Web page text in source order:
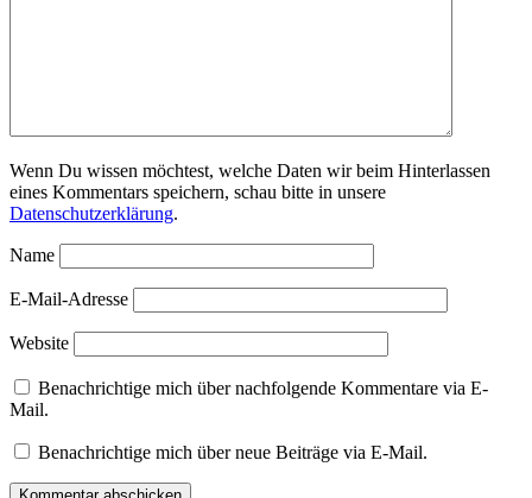
Wenn Du wissen möchtest, welche Daten wir beim Hinterlassen
eines Kommentars speichern, schau bitte in unsere
Datenschutzerklärung.
Name
E-Mail-Adresse
Website
Benachrichtige mich über nachfolgende Kommentare via E-
Mail.
Benachrichtige mich über neue Beiträge via E-Mail.